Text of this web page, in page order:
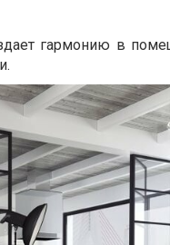
гармонию в